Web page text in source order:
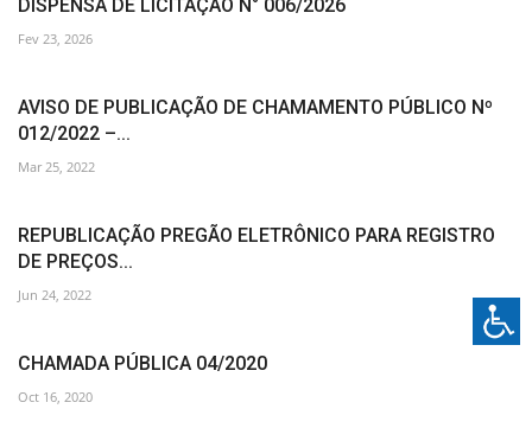
DISPENSA DE LICITAÇÃO N° 006/2026
Fev 23, 2026
AVISO DE PUBLICAÇÃO DE CHAMAMENTO PÚBLICO Nº
012/2022 –...
Mar 25, 2022
REPUBLICAÇÃO PREGÃO ELETRÔNICO PARA REGISTRO
DE PREÇOS...
Jun 24, 2022
CHAMADA PÚBLICA 04/2020
Oct 16, 2020